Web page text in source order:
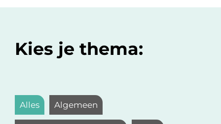
Kies je thema:
Alles Algemeen